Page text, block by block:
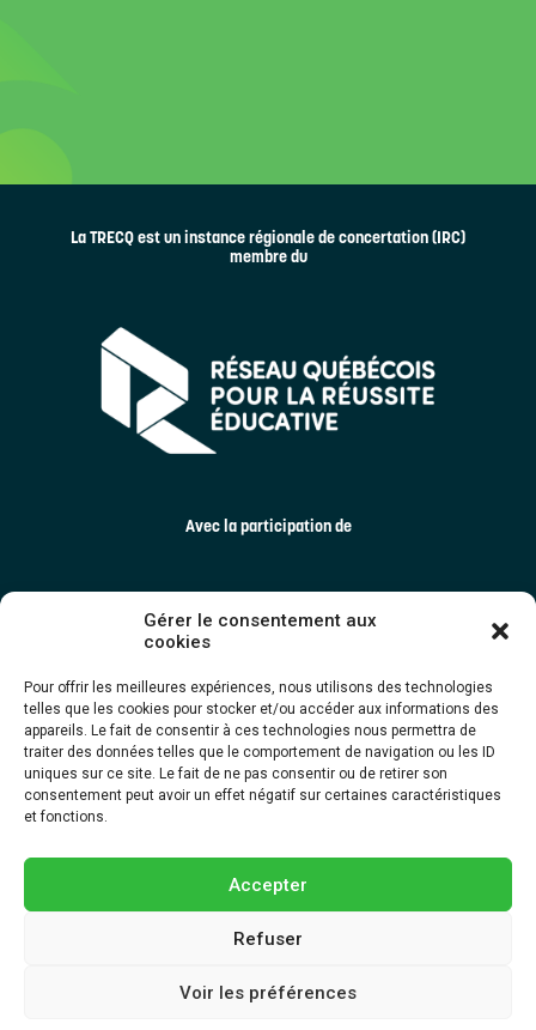
Gérer le consentement aux
cookies
Pour offrir les meilleures expériences, nous utilisons des technologies
telles que les cookies pour stocker et/ou accéder aux informations des
appareils. Le fait de consentir à ces technologies nous permettra de
traiter des données telles que le comportement de navigation ou les ID
uniques sur ce site. Le fait de ne pas consentir ou de retirer son
consentement peut avoir un effet négatif sur certaines caractéristiques
et fonctions.
Accepter
Refuser
Voir les préférences
La TRECQ est un instance régionale de concertation (IRC)
membre du
Avec la participation de
d’EMBLÈME Communication